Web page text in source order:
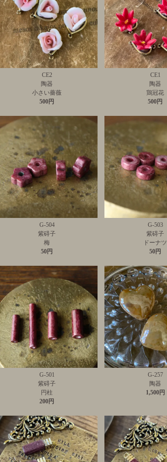
CE2
陶器
小さい薔薇
500円
CE1
陶器
鶏冠花
500円
G-504
紫碍子
梅
50円
G-503
紫碍子
ドーナツ
50円
G-501
紫碍子
円柱
200円
G-257
陶器
1,500円